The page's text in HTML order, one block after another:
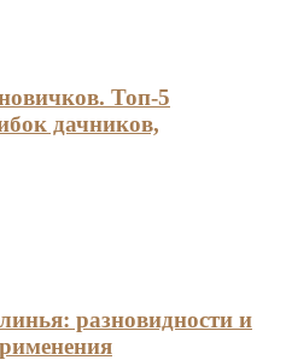
Топ-5
дачников,
разновидности и